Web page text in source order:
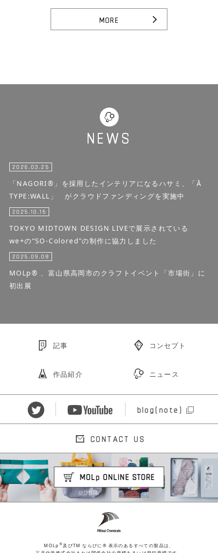
MORE
NEWS
2026.03.25
「NAGORI®」を採用したインテリアになるハサミ、「Ā
TYPE:WALL」 がクラウドファンディングを実施中
2025.10.15
TOKYO MIDTOWN DESIGN LIVEで展示されている
we+の“SO-Colored”の制作に協力しました
2025.09.08
MOLp® 、富山県高岡市のクラフトイベント「市場街」に
初出展
記事 コンセプト
作品紹介 ニュース
blog(note)
CONTACT US
MOLp ®及びTM ならびに® 表示のあるすべての製品は、